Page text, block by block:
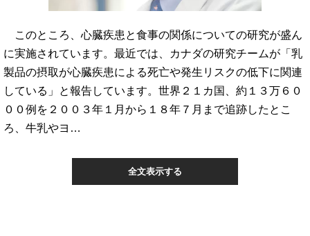
このところ、心臓疾患と食事の関係についての研究が盛ん
に実施されています。最近では、カナダの研究チームが「乳
製品の摂取が心臓疾患による死亡や発生リスクの低下に関連
している」と報告しています。世界２１カ国、約１３万６０
００例を２００３年１月から１８年７月まで追跡したとこ
ろ、牛乳やヨ…
全文表示する